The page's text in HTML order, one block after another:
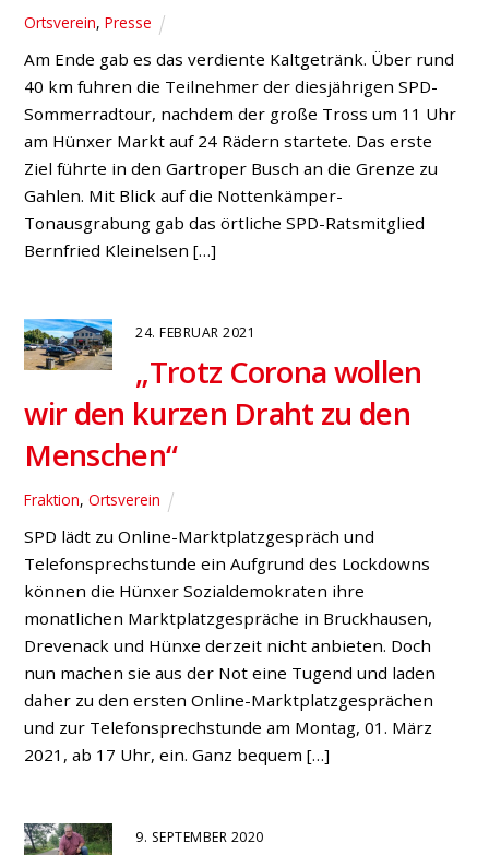
Ortsverein,Presse
Am Ende gab es das verdiente Kaltgetränk. Über rund
40 km fuhren die Teilnehmer der diesjährigen SPD-
Sommerradtour, nachdem der große Tross um 11 Uhr
am Hünxer Markt auf 24 Rädern startete. Das erste
Ziel führte in den Gartroper Busch an die Grenze zu
Gahlen. Mit Blick auf die Nottenkämper-
Tonausgrabung gab das örtliche SPD-Ratsmitglied
Bernfried Kleinelsen […]
24. FEBRUAR 2021
„Trotz Corona wollen
wir den kurzen Draht zu den
Menschen“
Fraktion,Ortsverein
SPD lädt zu Online-Marktplatzgespräch und
Telefonsprechstunde ein Aufgrund des Lockdowns
können die Hünxer Sozialdemokraten ihre
monatlichen Marktplatzgespräche in Bruckhausen,
Drevenack und Hünxe derzeit nicht anbieten. Doch
nun machen sie aus der Not eine Tugend und laden
daher zu den ersten Online-Marktplatzgesprächen
und zur Telefonsprechstunde am Montag, 01. März
2021, ab 17 Uhr, ein. Ganz bequem […]
9. SEPTEMBER 2020